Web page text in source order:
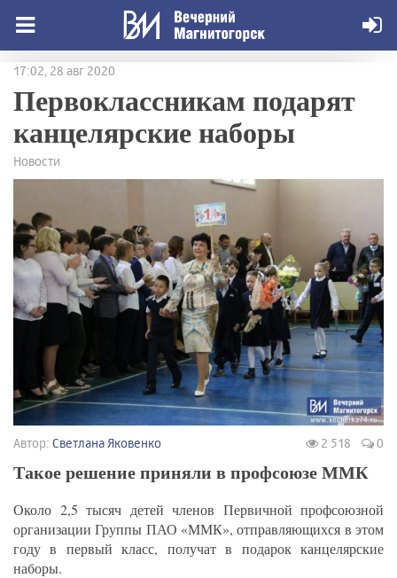
17:02, 28 авг 2020
Первоклассникам подарят
канцелярские наборы
Новости
Автор: Светлана Яковенко 2 518 0
Такое решение приняли в профсоюзе ММК
Около 2,5 тысяч детей членов Первичной профсоюзной
организации Группы ПАО «ММК», отправляющихся в этом
году в первый класс, получат в подарок канцелярские
наборы.